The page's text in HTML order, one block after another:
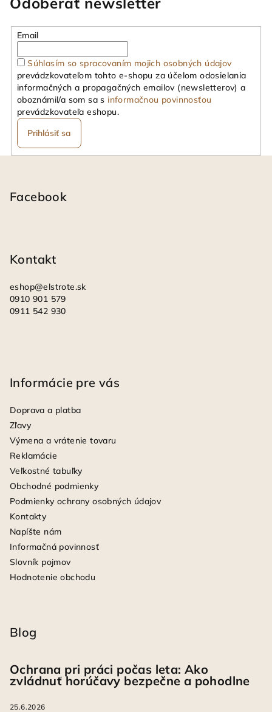
i
v
k
y
v
e
Email
Súhlasím so spracovaním mojich osobných údajov
prevádzkovateľom tohto e-shopu za účelom odosielania
informačných a propagačných emailov (newsletterov) a
oboznámil/a som sa s informačnou povinnosťou
prevádzkovateľa eshopu.
Prihlásiť sa
Facebook
Kontakt
eshop@elstrote.sk
0910 901 579
0911 542 930
Informácie pre vás
Doprava a platba
Zľavy
Výmena a vrátenie tovaru
Reklamácie
Veľkostné tabuľky
Obchodné podmienky
Podmienky ochrany osobných údajov
Kontakty
Napíšte nám
Informačná povinnosť
Slovník pojmov
Hodnotenie obchodu
Blog
Ochrana pri práci počas leta: Ako
zvládnuť horúčavy bezpečne a pohodlne
25.6.2026